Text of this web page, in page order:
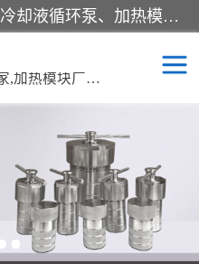
郑州杜甫仪器厂主营：低温冷却液循环泵、加热模块、水热合成反应釜、水油浴锅、旋转蒸发器、循环水真空泵等产品。郑州杜甫仪器厂在众多的教学仪器行业中依靠科技力量扬长避短、迅速发展，成为国家教委*生产教学仪器的厂家，产品具有国内良好水平，主导产品通过ISO9002质量认证。
低温冷却液循环泵厂家,加热模块厂家,水热合成反应釜厂家,水油浴锅厂家,旋转蒸发器厂家
水热合成反应釜厂家
加热模块厂家
气流烘干器